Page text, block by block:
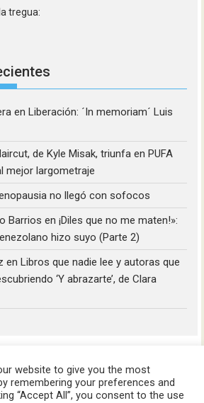
tregua:
enLiberación: ´In memoriam´ Luis
de Kyle Misak, triunfa en PUFA
mejor largometraje
no llegó con sofocos
Barrios en¡Diles que no me maten!»:
hizo suyo (Parte 2)
enLibros que nadie lee y autoras que
‘Y abrazarte’, de Clara
website to give you the most
remembering your preferences and
“Accept All”, you consent to the use